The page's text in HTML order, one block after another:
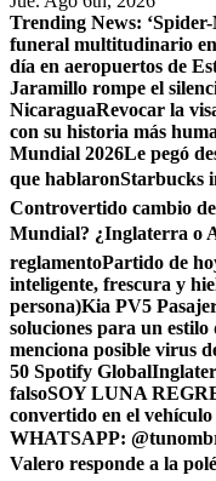
Trending News:
funeral multitudinario
día en aeropuertos de
Jaramillo rompe el
NicaraguaRevocar la
con su historia más
Mundial 2026Le pegó
que hablaronStarbucks
Controvertido cambio
Mundial? ¿Inglaterra o
reglamentoPartido de
inteligente, frescura y
persona)Kia PV5
soluciones para un estilo
menciona posible virus
50 Spotify Global
falsoSOY LUNA
convertido en el
WHATSAPP:
Valero responde a la